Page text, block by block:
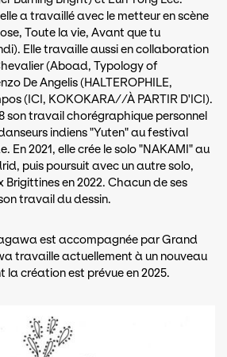
a travaillé avec le metteur en scène
Toute la vie, Avant que tu
Elle travaille aussi en collaboration
(Aboad, Typology of
De Angelis (HALTEROPHILE,
(ICI, KOKOKARA//À PARTIR D'ICI).
son travail chorégraphique personnel
indiens "Yuten" au festival
En 2021, elle crée le solo "NAKAMI" au
puis poursuit avec un autre solo,
Brigittines en 2022. Chacun de ses
travail du dessin.
est accompagnée par Grand
travaille actuellement à un nouveau
la création est prévue en 2025.